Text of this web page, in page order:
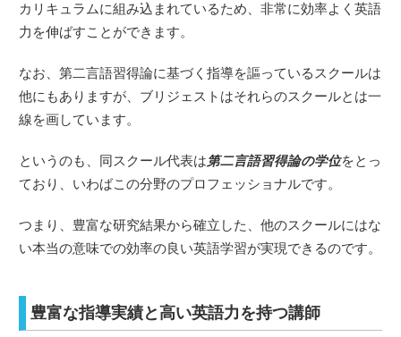
カリキュラムに組み込まれているため、非常に効率よく英語
力を伸ばすことができます。
なお、第二言語習得論に基づく指導を謳っているスクールは
他にもありますが、ブリジェストはそれらのスクールとは一
線を画しています。
というのも、同スクール代表は第二言語習得論の学位をとっ
ており、いわばこの分野のプロフェッショナルです。
つまり、豊富な研究結果から確立した、他のスクールにはな
い本当の意味での効率の良い英語学習が実現できるのです。
豊富な指導実績と高い英語力を持つ講師